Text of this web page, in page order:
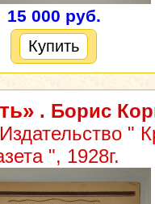
15 000 руб.
Купить
. Борис
"
", 1928г.